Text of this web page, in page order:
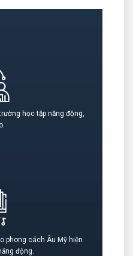
học tập năng động,
phong cách Âu Mỹ hiện
động.